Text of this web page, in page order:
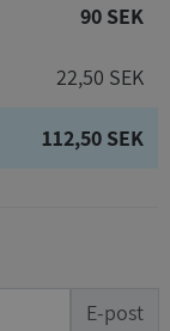
90 SEK
22,50 SEK
112,50 SEK
E-post